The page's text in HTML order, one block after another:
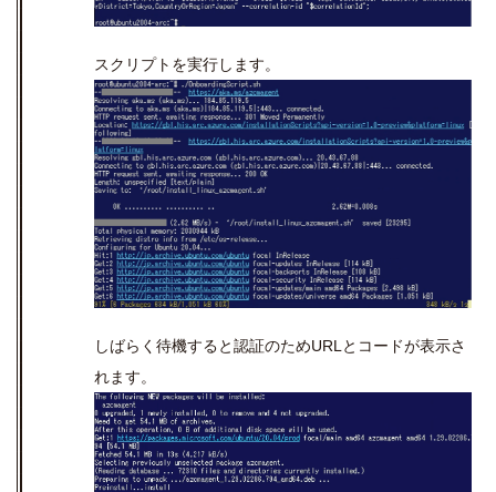
スクリプトを実行します。
しばらく待機すると認証のためURLとコードが表示さ
れます。